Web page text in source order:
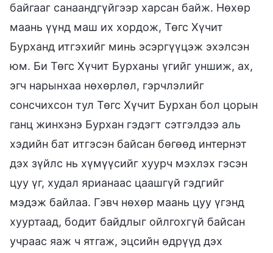
байгааг санаандгүйгээр харсан байж. Нөхөр
маань үүнд маш их хордож, Төгс Хүчит
Бурханд итгэхийг минь эсэргүүцэж эхэлсэн
юм. Би Төгс Хүчит Бурханы үгийг уншиж, ах,
эгч нарынхаа нөхөрлөл, гэрчлэлийг
сонсчихсон тул Төгс Хүчит Бурхан бол цорын
ганц жинхэнэ Бурхан гэдэгт сэтгэлдээ аль
хэдийн бат итгэсэн байсан бөгөөд интернэт
дэх зүйлс нь хүмүүсийг хуурч мэхлэх гэсэн
цуу үг, худал ярианаас цаашгүй гэдгийг
мэдэж байлаа. Гэвч нөхөр маань цуу үгэнд
хууртаад, бодит байдлыг ойлгохгүй байсан
учраас яаж ч ятгаж, эцсийн өдрүүд дэх